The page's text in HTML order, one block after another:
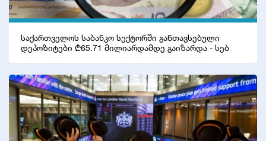
საქართველოს საბანკო სექტორში განთავსებული
დეპოზიტები ₾65.71 მილიარდამდე გაიზარდა - სებ